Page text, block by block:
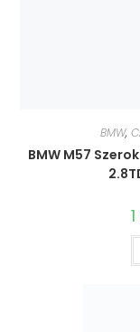
BMW,
BMW M57